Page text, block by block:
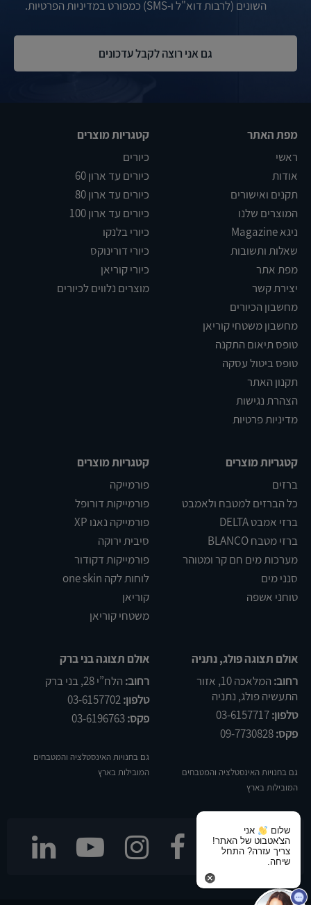
השונים (לרבות דוא"ל ו-SMS) כמפורט במדיניות הפרטיות.
מפת האתר
ראשי
אודות
תקנים ואישורים
המוצרים שלנו
ניגא Magazine
שאלות ותשובות
מפת אתר
יצירת קשר
מחשבון הכיורים
מחשבון משטחי קוריאן
טופס תיאום התקנה
טופס ביטול עסקה
תקנון האתר
הצהרת נגישות
מדיניות פרטיות
קטגריות מוצרים
כיורים
כיורים עד ארון 60
כיורים עד ארון 80
כיורים עד ארון 100
כיורי בלנקו
כיורי דורינוקס
כיורי קוריאן
מוצרים נלווים לכיורים
קטגריות מוצרים
ברזים
כל הברזים למטבח ולאמבט
ברזי אמבט DELTA
ברזי מטבח BLANCO
מערכות מים חם קר ומטוהר
סנני מים
טוחני אשפה
קטגריות מוצרים
פורמייקה
פורמייקות דורופל
פורמייקה נאנו XP
סיבית ירוקה
פורמייקות דקודור
לוחות לקה one skin
קוריאן
משטחי קוריאן
אולם תצוגה פולג, נתניה
רחוב:
המלאכה 10, אזור
התעשיה פולג, נתניה
טלפון:03-6157717
פקס:
גם בחנויות האינסטלציה והמטבחים
המובילות בארץ
אולם תצוגה בני ברק
רחוב: הלח”י 28, בני ברק
טלפון:03-6157702
פקס:
גם בחנויות האינסטלציה והמטבחים
המובילות בארץ
עקבו אחרינו
שלום
אני
הצ'אטבוט של האתר!
צריך עזרה? התחל
שיחה.